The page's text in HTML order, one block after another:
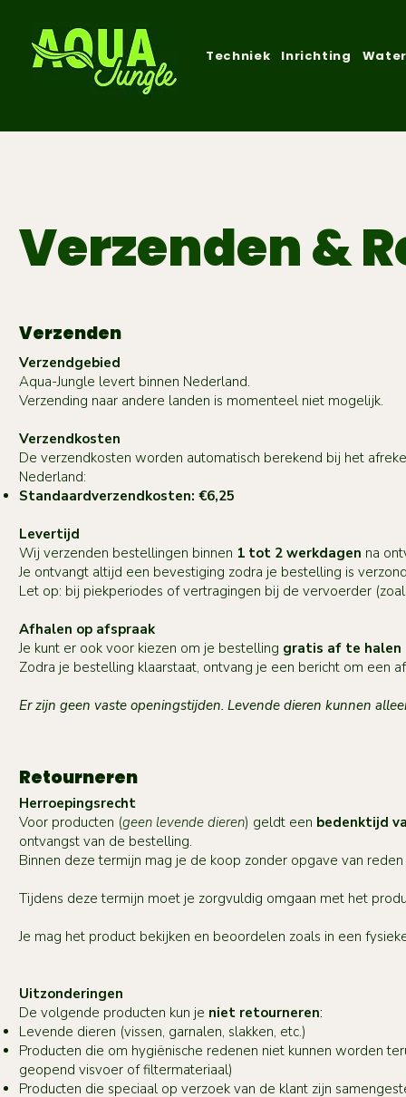
Techniek Inrichting
Verzenden &
Verzenden
Verzendgebied
Aqua-Jungle levert binnen Nederland.
Verzending naar andere landen is momenteel niet mogelijk.
Verzendkosten
De verzendkosten worden automatisch berekend bij het
Nederland:
Standaardverzendkosten: €6,25
Levertijd
Wij verzenden bestellingen binnen 1 tot 2 werkdagen na
Je ontvangt altijd een bevestiging zodra je bestelling is
Let op: bij piekperiodes of vertragingen bij de vervoerder
Afhalen op afspraak
Je kunt er ook voor kiezen om je bestelling gratis af te halen
Zodra je bestelling klaarstaat, ontvang je een bericht om een
Er zijn geen vaste openingstijden. Levende dieren kunnen
Retourneren
Herroepingsrecht
Voor producten (geen levende dieren) geldt een bedenktijd
ontvangst van de bestelling.
Binnen deze termijn mag je de koop zonder opgave van
Tijdens deze termijn moet je zorgvuldig omgaan met het
Je mag het product bekijken en beoordelen zoals in een
Uitzonderingen
De volgende producten kun je niet retourneren:
Levende dieren (vissen, garnalen, slakken, etc.)
Producten die om hygiënische redenen niet kunnen worden
geopend visvoer of filtermateriaal)
Producten die speciaal op verzoek van de klant zijn